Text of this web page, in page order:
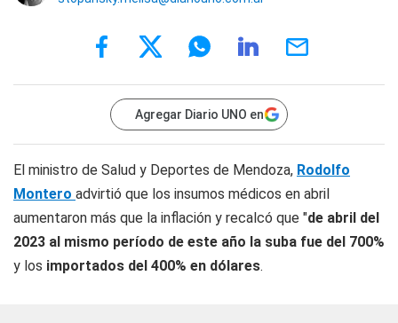
Agregar Diario UNO en
El ministro de Salud y Deportes de Mendoza, Rodolfo
Montero advirtió que los insumos médicos en abril
aumentaron más que la inflación y recalcó que "de abril del
2023 al mismo período de este año la suba fue del 700%
y los importados del 400% en dólares.